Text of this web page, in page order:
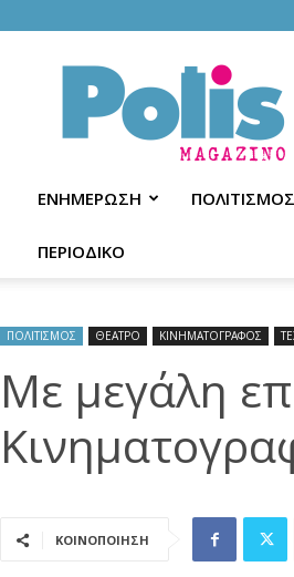
Polis
Magazino
ΕΝΗΜΕΡΩΣΗ ΠΟΛΙΤΙΣΜΟΣ
ΠΕΡΙΟΔΙΚΟ
ΠΟΛΙΤΙΣΜΟΣ ΘΕΑΤΡΟ ΚΙΝΗΜΑΤΟΓΡΑΦΟΣ
Με μεγάλη
ΚΟΙΝΟΠΟΙΗΣΗ